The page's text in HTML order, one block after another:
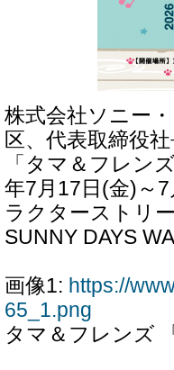
株式会社ソニー
区、代表取締役
「タマ＆フレン
年7月17日(金)～
ラクターストリ
SUNNY DAYS
画像1: https://
65_1.png
タマ＆フレンズ